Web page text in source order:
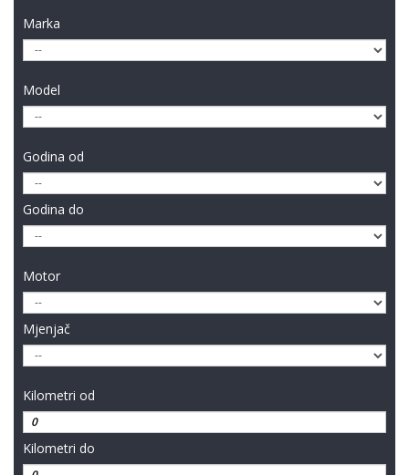
Marka
Model
Godina od
Godina do
Motor
Mjenjač
Kilometri od
Kilometri do